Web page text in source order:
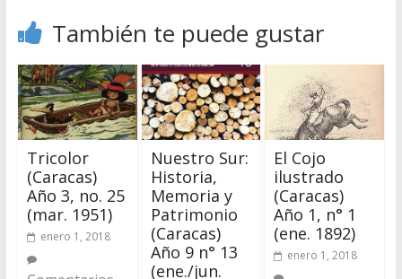
También te puede gustar
Tricolor
(Caracas)
Año 3, no. 25
(mar. 1951)
enero 1, 2018
Nuestro Sur:
Historia,
Memoria y
Patrimonio
(Caracas)
Año 9 n° 13
(ene./jun.
El Cojo
ilustrado
(Caracas)
Año 1, n° 1
(ene. 1892)
enero 1, 2018